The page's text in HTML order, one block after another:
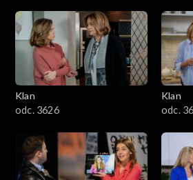
Klan
odc. 3626
Klan
odc.